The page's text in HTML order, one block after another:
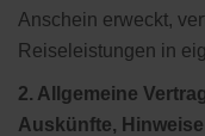
Anschein erweckt,
Reiseleistungen in
2. Allgemeine
Auskünfte, Hinweise